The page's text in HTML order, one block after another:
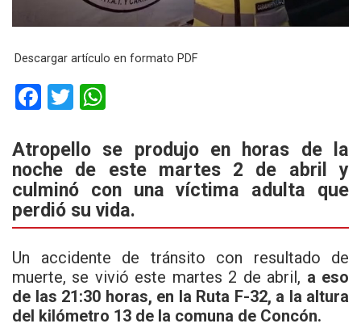
Descargar artículo en formato PDF
F
ce
b
o
o
k
T
tt
er
at
s
A
p
p
Atropello se produjo en horas de la
noche de este martes 2 de abril y
culminó con una víctima adulta que
perdió su vida.
Un accidente de tránsito con resultado de
muerte, se vivió este martes 2 de abril, a eso
de las 21:30 horas, en la Ruta F-32, a la altura
del kilómetro 13 de la comuna de Concón.